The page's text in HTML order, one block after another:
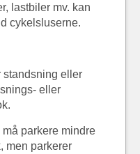
lastbiler mv. kan
cykelsluserne.
standsning eller
eller
parkere mindre
men parkerer